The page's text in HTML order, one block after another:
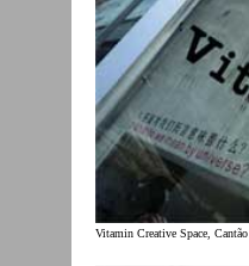
Vitamin Creative Space, Cantão